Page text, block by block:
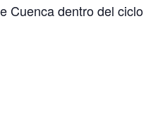
Cuenca dentro del ciclo